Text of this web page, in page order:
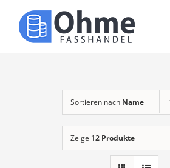
Inhalt
springen
Produkte
Kontakt
Sortieren nach Name
Zeige 12 Produkte